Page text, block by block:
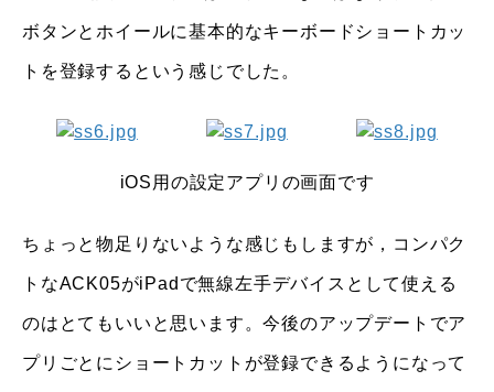
ボタンとホイールに基本的なキーボードショートカッ
トを登録するという感じでした。
iOS用の設定アプリの画面です
ちょっと物足りないような感じもしますが，コンパク
トなACK05がiPadで無線左手デバイスとして使える
のはとてもいいと思います。今後のアップデートでア
プリごとにショートカットが登録できるようになって